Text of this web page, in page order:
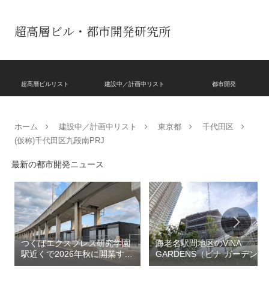
超高層ビル・都市開発研究所
超高層ビルリスト 建設中／計画中リスト 都市開発
ホーム 建設中／計画中リスト 東京都
千代田区
(仮称)千代田区九段南PRJ
最新の都市開発ニュース
つくばエクスプレス研究学園
駅近くで2026年秋に開業する
高架下商業施設「寿横
海老名駅間地区のViNA
GARDENS（ビナ ガーデン
ズ）で建設中の「（仮称）フ